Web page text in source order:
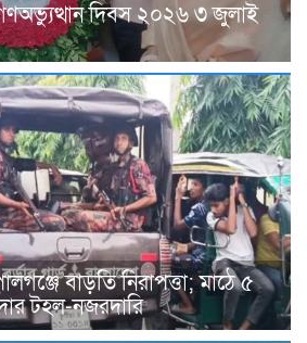
দিবস ২০২৬ ৩ জুলাই
বাড়তি নিরাপত্তা; মাঠে ৫
টহল-নজরদারি